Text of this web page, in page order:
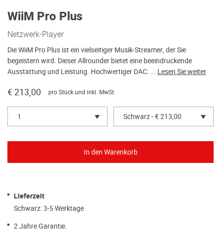
WiiM Pro Plus
Netzwerk-Player
Die WiiM Pro Plus ist ein vielseitiger Musik-Streamer, der Sie
begeistern wird. Dieser Allrounder bietet eine beeindruckende
Ausstattung und Leistung. Hochwertiger DAC: ... Lesen Sie weiter
€ 213,00 pro Stück und inkl. MwSt.
1 Schwarz - € 213,00
Lieferzeit
Schwarz: 3-5 Werktage
2 Jahre Garantie.